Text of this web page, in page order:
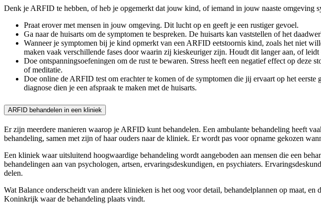
Denk je ARFID te hebben, of heb je opgemerkt dat jouw kind, of iemand in jouw naaste
Praat erover met mensen in jouw omgeving. Dit lucht op en geeft je een rustiger gevoel.
Ga naar de huisarts om de symptomen te bespreken. De huisarts kan vaststellen of het
Wanneer je symptomen bij je kind opmerkt van een ARFID eetstoornis kind, zoals het niet
maken vaak verschillende fases door waarin zij kieskeuriger zijn. Houdt dit langer aan, of
Doe ontspanningsoefeningen om de rust te bewaren. Stress heeft een negatief effect op deze
of meditatie.
Doe online de ARFID test om erachter te komen of de symptomen die jij ervaart op het
diagnose dien je een afspraak te maken met de huisarts.
ARFID behandelen in een kliniek
Er zijn meerdere manieren waarop je ARFID kunt behandelen. Een ambulante behandeling heeft
behandeling, samen met zijn of haar ouders naar de kliniek. Er wordt pas voor opname gekozen
Een kliniek waar uitsluitend hoogwaardige behandeling wordt aangeboden aan mensen die een
behandelingen aan van psychologen, artsen, ervaringsdeskundigen, en psychiaters.
delen.
Wat Balance onderscheidt van andere klinieken is het oog voor detail, behandelplannen op maat,
Koninkrijk waar de behandeling plaats vindt.